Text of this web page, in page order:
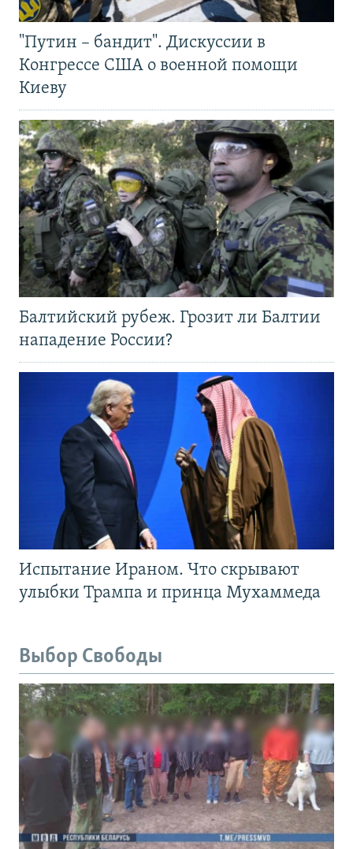
"Путин – бандит". Дискуссии в
Конгрессе США о военной помощи
Киеву
Балтийский рубеж. Грозит ли Балтии
нападение России?
Испытание Ираном. Что скрывают
улыбки Трампа и принца Мухаммеда
Выбор Свободы